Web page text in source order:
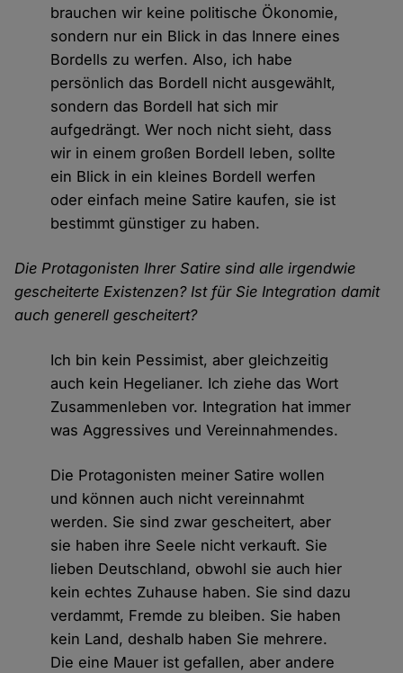
brauchen wir keine politische Ökonomie,
sondern nur ein Blick in das Innere eines
Bordells zu werfen. Also, ich habe
persönlich das Bordell nicht ausgewählt,
sondern das Bordell hat sich mir
aufgedrängt. Wer noch nicht sieht, dass
wir in einem großen Bordell leben, sollte
ein Blick in ein kleines Bordell werfen
oder einfach meine Satire kaufen, sie ist
bestimmt günstiger zu haben.
Die Protagonisten Ihrer Satire sind alle irgendwie
gescheiterte Existenzen? Ist für Sie Integration damit
auch generell gescheitert?
Ich bin kein Pessimist, aber gleichzeitig
auch kein Hegelianer. Ich ziehe das Wort
Zusammenleben vor. Integration hat immer
was Aggressives und Vereinnahmendes.
Die Protagonisten meiner Satire wollen
und können auch nicht vereinnahmt
werden. Sie sind zwar gescheitert, aber
sie haben ihre Seele nicht verkauft. Sie
lieben Deutschland, obwohl sie auch hier
kein echtes Zuhause haben. Sie sind dazu
verdammt, Fremde zu bleiben. Sie haben
kein Land, deshalb haben Sie mehrere.
Die eine Mauer ist gefallen, aber andere